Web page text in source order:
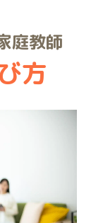
庭教師
方